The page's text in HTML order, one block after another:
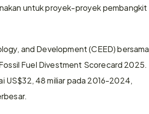
untuk proyek-proyek pembangkit
and Development (CEED) bersama
Fuel Divestment Scorecard 2025.
US$32, 48 miliar pada 2016-2024,